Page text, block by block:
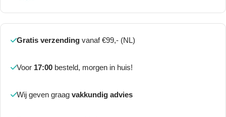
Gratis verzending vanaf €99,- (NL)
Voor 17:00 besteld, morgen in huis!
Wij geven graag vakkundig advies